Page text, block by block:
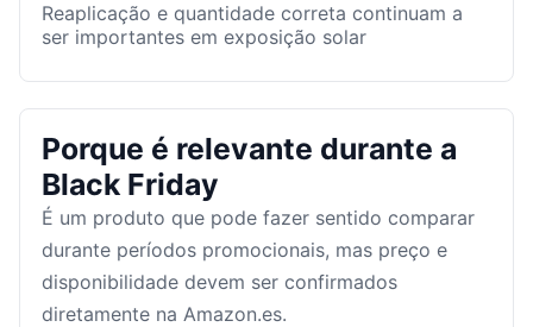
Reaplicação e quantidade correta continuam a
ser importantes em exposição solar
Porque é relevante durante a
Black Friday
É um produto que pode fazer sentido comparar
durante períodos promocionais, mas preço e
disponibilidade devem ser confirmados
diretamente na Amazon.es.